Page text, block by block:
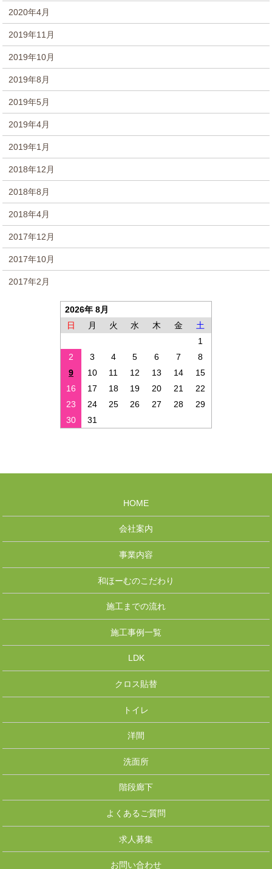
2020年4月
2019年11月
2019年10月
2019年8月
2019年5月
2019年4月
2019年1月
2018年12月
2018年8月
2018年4月
2017年12月
2017年10月
2017年2月
2026年 8月
日
月 火 水 木 金
土
1
2
3 4 5 6 7
8
9
10 11 12 13 14
15
16
17 18 19 20 21
22
23
24 25 26 27 28
29
30
31
HOME
会社案内
事業内容
和ほーむのこだわり
施工までの流れ
施工事例一覧
LDK
クロス貼替
トイレ
洋間
洗面所
階段廊下
よくあるご質問
求人募集
お問い合わせ